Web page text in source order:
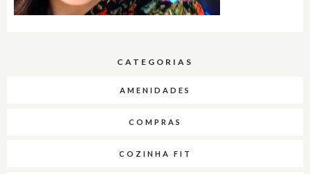
CATEGORIAS
AMENIDADES
COMPRAS
COZINHA FIT